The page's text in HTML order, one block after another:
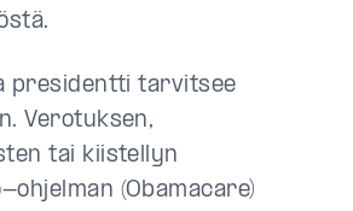
presidentti tarvitsee
Verotuksen,
tai kiistellyn
(Obamacare)